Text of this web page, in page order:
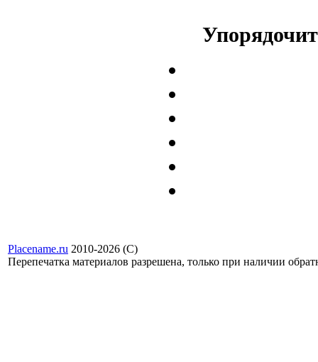
Placename.ru 2010-2026 (С)
Перепечатка материалов разрешена, только при наличии